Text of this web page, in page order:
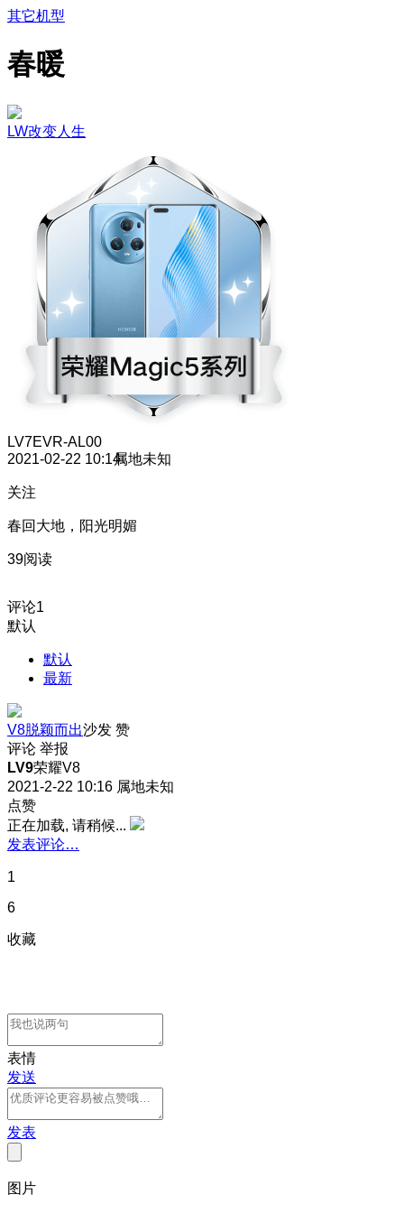
其它机型
春暖
LW改变人生
LV7EVR-AL00
2021-02-22 10:14属地未知
关注
春回大地，阳光明媚
39阅读
评论1
默认
默认
最新
V8脱颖而出沙发 赞
评论 举报
LV9荣耀V8
2021-2-22 10:16 属地未知
点赞
正在加载, 请稍候...
发表评论…
1
6
收藏
表情
发送
发表
图片